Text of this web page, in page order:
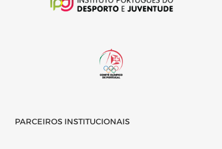
PARCEIROS INSTITUCIONAIS